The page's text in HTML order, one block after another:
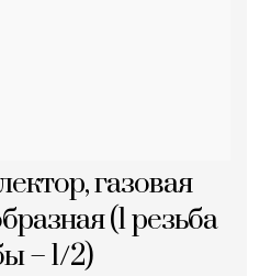
газовая
(1 резьба
– 1/2)